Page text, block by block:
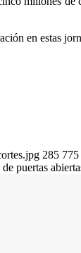
en estas
285 775
puertas